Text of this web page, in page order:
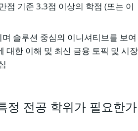
점 기준 3.3점 이상의 학점 (또는 이
솔루션 중심의 이니셔티브를 보여
대한 이해 및 최신 금융 토픽 및 시장
정 전공 학위가 필요한가